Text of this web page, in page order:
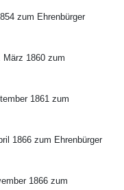
zum Ehrenbürger
März 1860 zum
1861 zum
1866 zum Ehrenbürger
1866 zum